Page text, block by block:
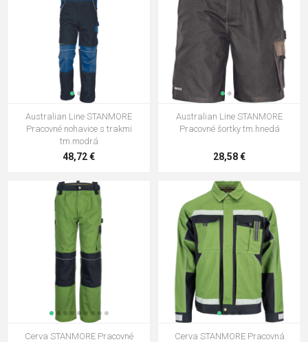
Australian Line STANMORE
Pracovné nohavice s trakmi
tm.modrá
48,72 €
Australian Line STANMORE
Pracovné šortky tm.hnedá
28,58 €
Cerva STANMORE Pracovné
Cerva STANMORE Pracovná